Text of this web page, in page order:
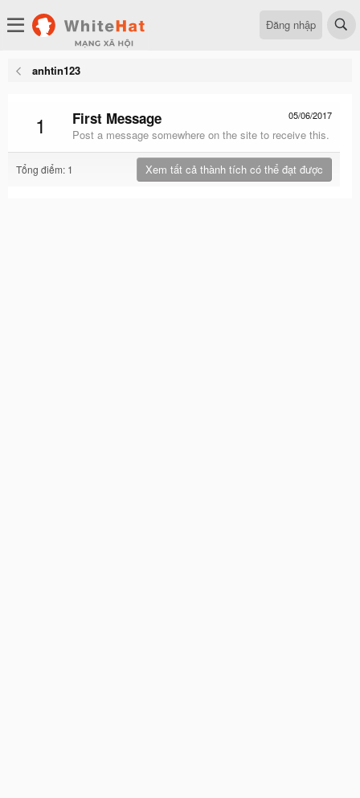
Đăng nhập
anhtin123
1 05/06/2017
First Message
Post a message somewhere on the site to receive this.
Tổng điểm: 1 Xem tất cả thành tích có thể đạt được